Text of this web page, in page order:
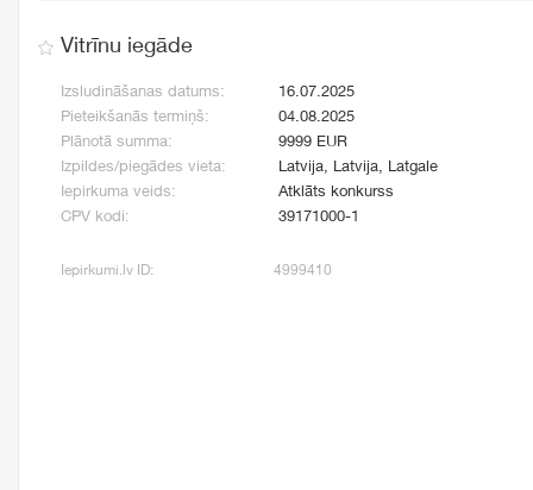
Vitrīnu iegāde
Izsludināšanas datums:
16.07.2025
Pieteikšanās termiņš:
04.08.2025
Plānotā summa:
9999 EUR
Izpildes/piegādes vieta:
Latvija, Latvija, Latgale
Iepirkuma veids:
Atklāts konkurss
CPV kodi:
39171000-1
Iepirkumi.lv ID: 4999410